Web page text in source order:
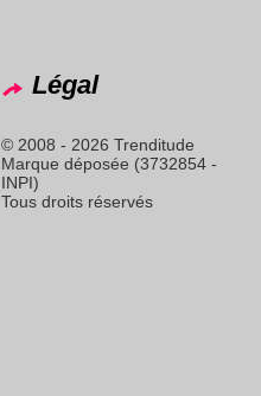
Légal
© 2008 - 2026 Trenditude
Marque déposée (3732854 -
INPI)
Tous droits réservés